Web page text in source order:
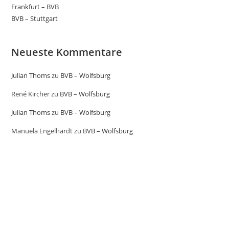
Frankfurt – BVB
BVB – Stuttgart
Neueste Kommentare
Julian Thomszu BVB – Wolfsburg
René Kircherzu BVB – Wolfsburg
Julian Thomszu BVB – Wolfsburg
Manuela Engelhardtzu BVB – Wolfsburg